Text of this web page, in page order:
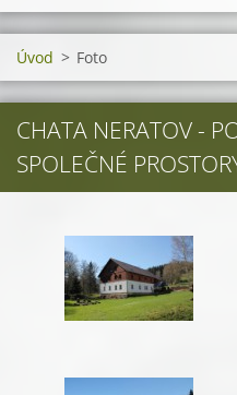
Úvod > Foto
CHATA NERATOV -
SPOLEČNÉ